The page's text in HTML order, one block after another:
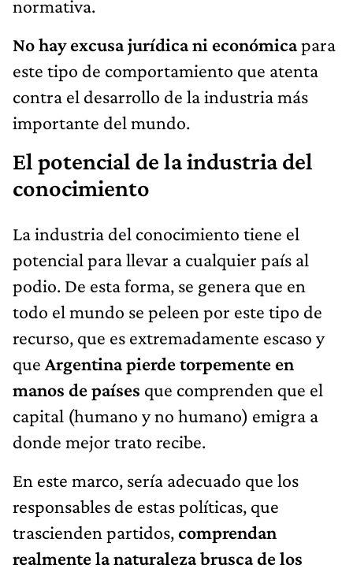
normativa.
No hay excusa jurídica ni económicapara
este tipo de comportamiento que atenta
contra el desarrollo de la industria más
importante del mundo.
El potencial de la industria del
conocimiento
La industria del conocimiento tiene el
potencial para llevar a cualquier país al
podio. De esta forma, se genera que en
todo el mundo se peleen por este tipo de
recurso, que es extremadamente escaso y
que Argentina pierde torpemente en
manos de países que comprenden que el
capital (humano y no humano) emigra a
donde mejor trato recibe.
En este marco, sería adecuado que los
responsables de estas políticas, que
trascienden partidos,comprendan
realmente la naturaleza brusca de los